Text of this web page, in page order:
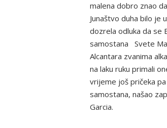
malena dobro znao
Junaštvo duha bilo je
dozrela odluka da se
samostana Svete
Alcantara zvanima
na laku ruku primali
vrijeme još pričeka
samostana, našao
Garcia.